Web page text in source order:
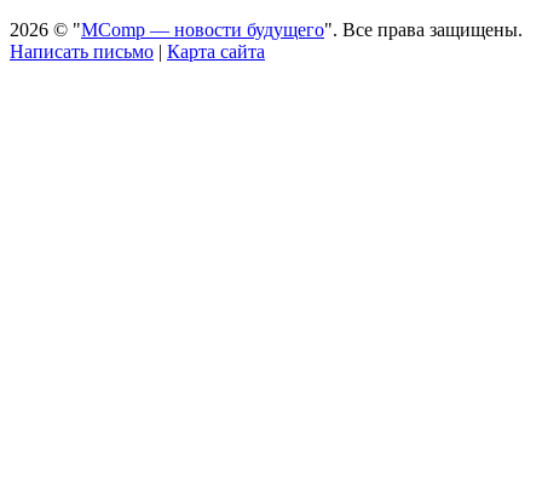
2026 © "MComp — новости будущего". Все права защищены.
Написать письмо | Карта сайта